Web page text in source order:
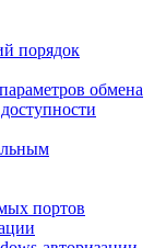
порядок
обмена
портов